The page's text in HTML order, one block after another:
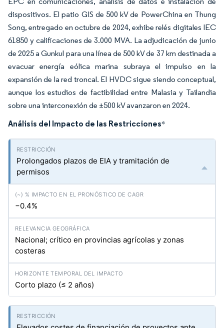
dispositivos. El patio GIS de 500 kV de PowerChina en Thung
Song, entregado en octubre de 2024, exhibe relés digitales IEC
61850 y calificaciones de 3.000 MVA. La adjudicación de junio
de 2025 a Gunkul para una línea de 500 kV de 37 km destinada a
evacuar energía eólica marina subraya el impulso en la
expansión de la red troncal. El HVDC sigue siendo conceptual,
aunque los estudios de factibilidad entre Malasia y Tailandia
sobre una interconexión de ±500 kV avanzaron en 2024.
Análisis del Impacto de las Restricciones*
Prolongados plazos de EIA y tramitación de
permisos
−0.4%
Nacional; crítico en provincias agrícolas y zonas
costeras
Corto plazo (≤ 2 años)